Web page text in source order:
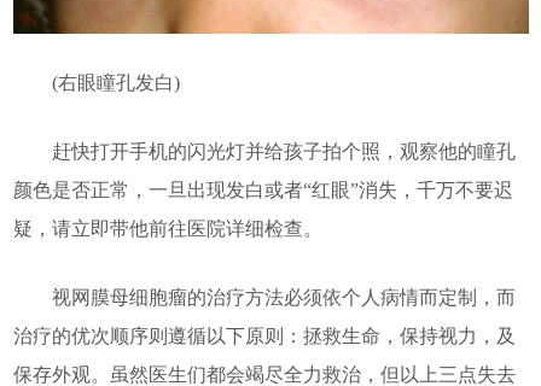
(右眼瞳孔发白)
赶快打开手机的闪光灯并给孩子拍个照，观察他的瞳孔
颜色是否正常，一旦出现发白或者“红眼”消失，千万不要迟
疑，请立即带他前往医院详细检查。
视网膜母细胞瘤的治疗方法必须依个人病情而定制，而
治疗的优次顺序则遵循以下原则：拯救生命，保持视力，及
保存外观。虽然医生们都会竭尽全力救治，但以上三点失去